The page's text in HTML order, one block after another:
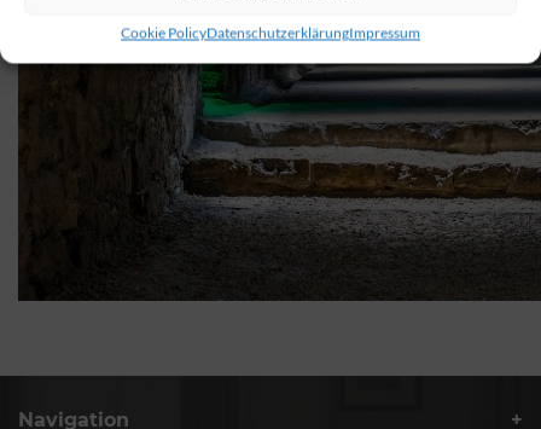
Cookie PolicyDatenschutzerklärungImpressum
Navigation